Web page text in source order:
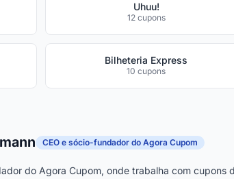
Uhuu!
12 cupons
Bilheteria Express
10 cupons
CEO e sócio-fundador do Agora Cupom
do Agora Cupom, onde trabalha com cupons